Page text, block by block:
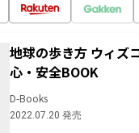
地球の歩き方 ウィズ
心・安全BOOK
D-Books
2022.07.20 発売